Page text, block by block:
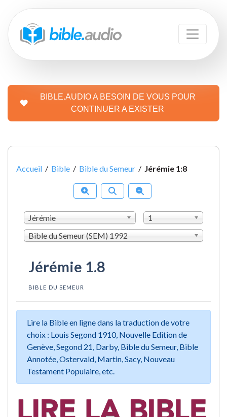
BIBLE.AUDIO A BESOIN DE VOUS POUR
CONTINUER A EXISTER
Accueil / Bible / Bible du Semeur / Jérémie 1:8
Jérémie
1
Bible du Semeur (SEM) 1992
Jérémie 1.8
BIBLE DU SEMEUR
Lire la Bible en ligne dans la traduction de votre
choix : Louis Segond 1910, Nouvelle Edition de
Genève, Segond 21, Darby, Bible du Semeur, Bible
Annotée, Ostervald, Martin, Sacy, Nouveau
Testament Populaire, etc.